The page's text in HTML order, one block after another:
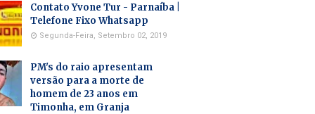
Contato Yvone Tur - Parnaíba |
Telefone Fixo Whatsapp
Segunda-Feira, Setembro 02, 2019
PM's do raio apresentam
versão para a morte de
homem de 23 anos em
Timonha, em Granja